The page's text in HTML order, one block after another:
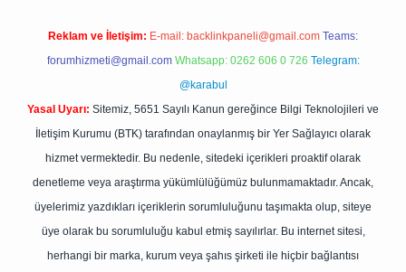
Reklam ve İletişim: E-mail: backlinkpaneli@gmail.com Teams:
forumhizmeti@gmail.com Whatsapp: 0262 606 0 726 Telegram:
@karabul
Yasal Uyarı: Sitemiz, 5651 Sayılı Kanun gereğince Bilgi Teknolojileri ve
İletişim Kurumu (BTK) tarafından onaylanmış bir Yer Sağlayıcı olarak
hizmet vermektedir. Bu nedenle, sitedeki içerikleri proaktif olarak
denetleme veya araştırma yükümlülüğümüz bulunmamaktadır. Ancak,
üyelerimiz yazdıkları içeriklerin sorumluluğunu taşımakta olup, siteye
üye olarak bu sorumluluğu kabul etmiş sayılırlar. Bu internet sitesi,
herhangi bir marka, kurum veya şahıs şirketi ile hiçbir bağlantısı